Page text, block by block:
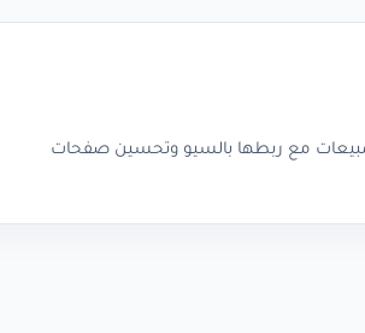
مع ربطها بالسيو وتحسين صفحات